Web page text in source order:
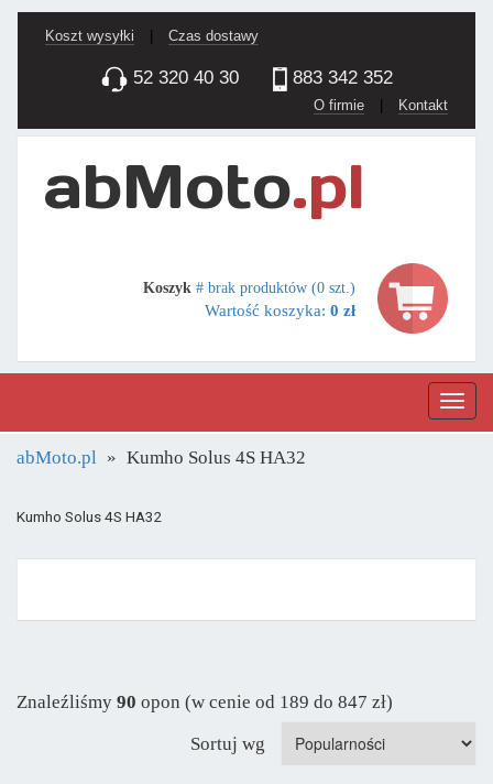
Koszt wysyłki Czas dostawy
52 320 40 30 883 342 352
O firmie | Kontakt
Koszyk # brak produktów (0 szt.)
Wartość koszyka: 0 zł
abMoto.pl Kumho Solus 4S HA32
Kumho Solus 4S HA32
Znaleźliśmy 90 opon (w cenie od 189 do 847 zł)
Sortuj wg